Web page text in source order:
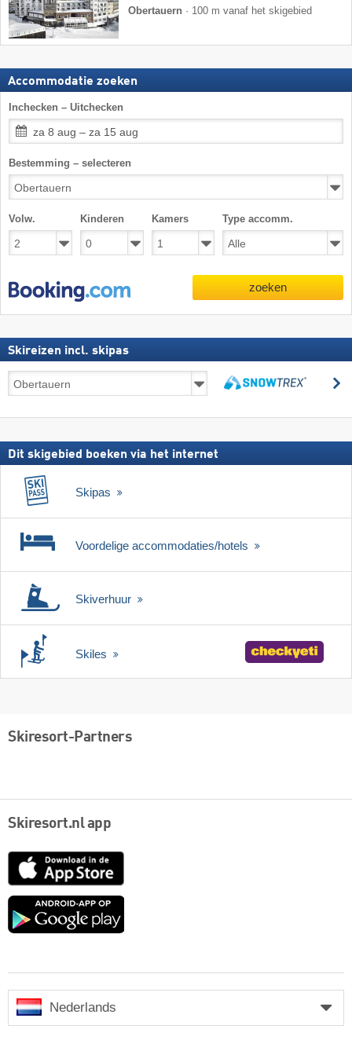
Obertauern · 100 m vanaf het skigebied
Accommodatie zoeken
Inchecken – Uitchecken
za 8 aug – za 15 aug
Bestemming – selecteren
Volw. Kinderen Kamers Type accomm.
zoeken
Skireizen incl. skipas
Skireizen
incl.
Dit skigebied boeken via het internet
Skipas
Voordelige accommodaties/hotels
Skiverhuur
Skiles
Skiresort-Partners
Skiresort.nl app
App
Google
Nederlands